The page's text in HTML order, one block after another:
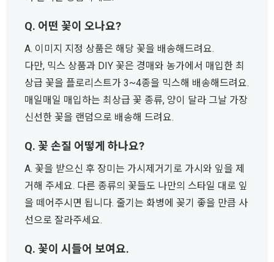
Q. 어떤 꽃이 오나요?
A. 이미지 지정 상품은 해당 꽃을 배송해드려요.
다만, 믹스 상품과 DIY 꽃은 경매와 농가에서 매입한 최
상급 꽃을 플로리스트가 3~4종을 믹스해 배송해드려요.
매일매일 매입하는 최상급 꽃 종류, 양이 달라 그날 가장
신선한 꽃을 랜덤으로 배송해 드려요.
Q. 꽃 손질 어떻게 하나요?
A. 꽃을 받으신 후 장미는 가시제거기로 가시와 잎을 제
거해 주세요. 다른 종류의 꽃들도 나만의 스타일 대로 잎
을 떼어주시면 됩니다. 줄기는 화병에 꽂기 좋을 만큼 사
선으로 잘라주세요.
Q. 꽃이 시들어 보여요.